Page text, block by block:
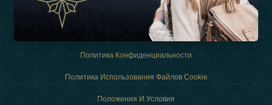
Связаться
Политика Конфиденциальности
Политика Использования Файлов Cookie
Положения И Условия